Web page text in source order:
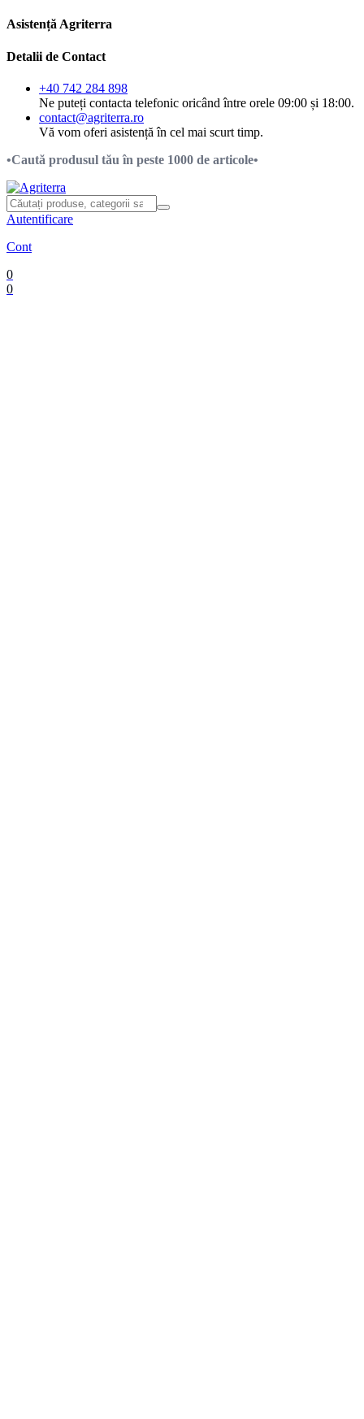
Asistență Agriterra
Detalii de Contact
+40 742 284 898
Ne puteți contacta telefonic oricând între orele 09:00 și 18:00.
contact@agriterra.ro
Vă vom oferi asistență în cel mai scurt timp.
•Caută produsul tău în peste 1000 de articole•
Autentificare
Cont
0
0